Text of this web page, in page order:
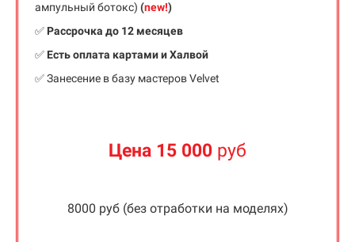
ампульный ботокс) (new!)
✅ Рассрочка до 12 месяцев
✅ Есть оплата картами и Халвой
✅ Занесение в базу мастеров Velvet
Цена 15 000 руб
8000 руб (без отработки на моделях)